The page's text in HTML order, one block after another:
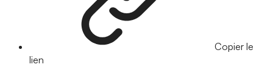
Copier le
lien